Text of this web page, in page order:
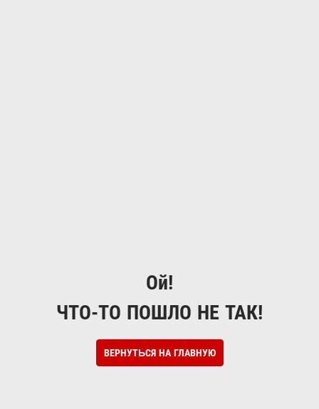
Ой!
ЧТО-ТО ПОШЛО НЕ ТАК!
ВЕРНУТЬСЯ НА ГЛАВНУЮ